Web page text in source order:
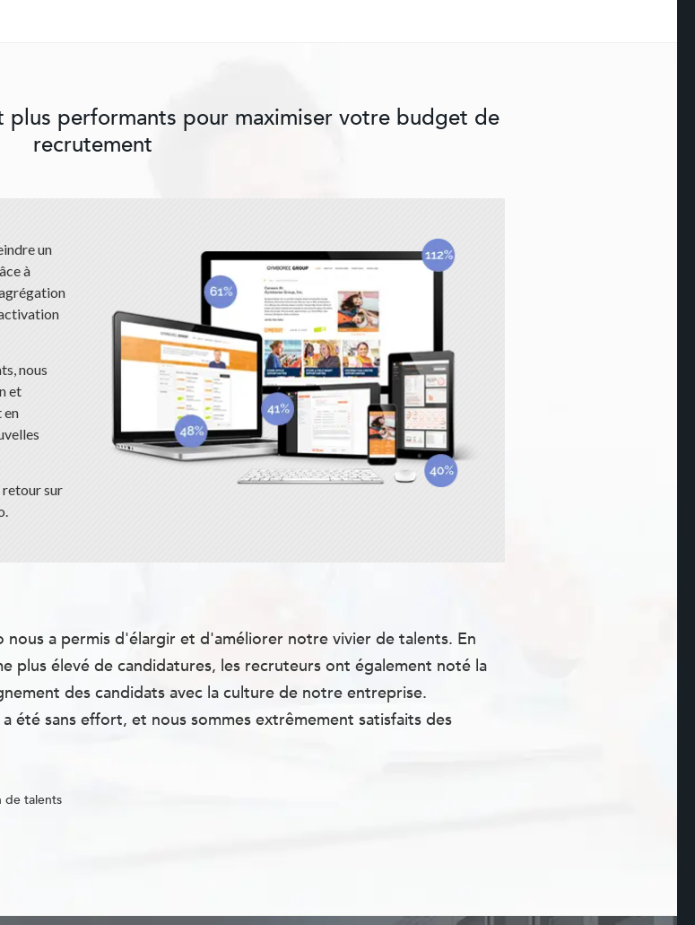
performants pour maximiser votre budget de
recrutement
un
à
nous
et
en
sur
nous a permis d'élargir et d'améliorer notre vivier de talents. En
plus élevé de candidatures, les recruteurs ont également noté la
des candidats avec la culture de notre entreprise.
été sans effort, et nous sommes extrêmement satisfaits des
de talents